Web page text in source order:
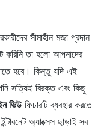
সীমাহীন মজা প্রদান
করিনি তা হলো আপনাদের
হবে। কিন্তু যদি এই
সত্যিই বিরক্ত এবং কিছু
ভিউফিচারটি ব্যবহার করতে
অ্যাক্সেস ছাড়াই সব